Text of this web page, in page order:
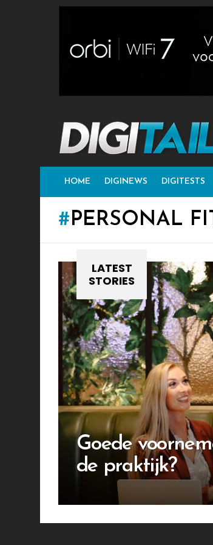
HOME DIGINEWS DIGITESTS
PERSONAL
LATEST
STORIES
Goede
de praktijk?